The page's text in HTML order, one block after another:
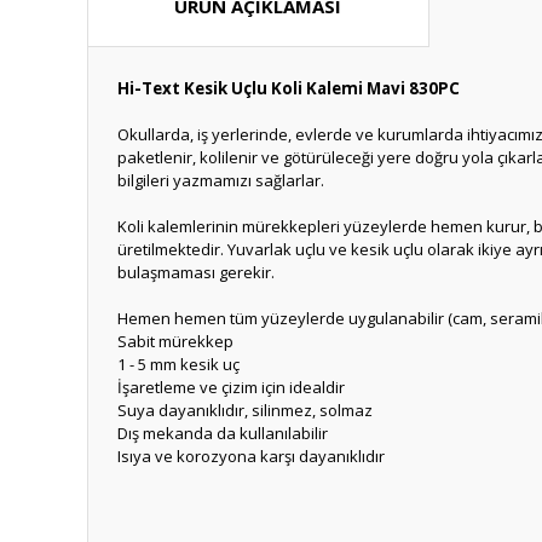
ÜRÜN AÇIKLAMASI
Hi-Text Kesik Uçlu Koli Kalemi Mavi 830PC
Okullarda, iş yerlerinde, evlerde ve kurumlarda
paketlenir, kolilenir ve götürüleceği yere doğru yola
bilgileri yazmamızı sağlarlar.
Koli kalemlerinin mürekkepleri yüzeylerde hemen kurur,
üretilmektedir. Yuvarlak uçlu ve kesik uçlu olarak ikiye
bulaşmaması gerekir.
Hemen hemen tüm yüzeylerde uygulanabilir (cam,
Sabit mürekkep
1 - 5 mm kesik uç
İşaretleme ve çizim için idealdir
Suya dayanıklıdır, silinmez, solmaz
Dış mekanda da kullanılabilir
Isıya ve korozyona karşı dayanıklıdır